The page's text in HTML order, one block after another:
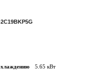
5.65 кВт